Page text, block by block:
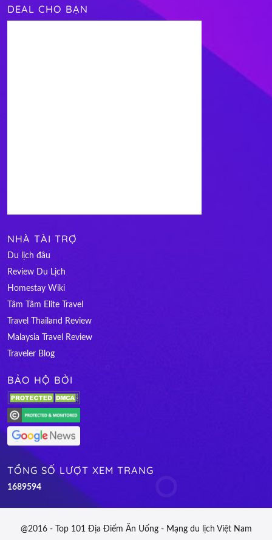
DEAL CHO BẠN
NHÀ TÀI TRỢ
Du lịch đâu
Review Du Lịch
Homestay Wiki
Tâm Tâm Elite Travel
Travel Thailand Review
Malaysia Travel Review
Traveler Blog
BẢO HỘ BỞI
TỔNG SỐ LƯỢT XEM TRANG
1689594
@2016 - Top 101 Địa Điểm Ăn Uống - Mạng du lịch Việt Nam